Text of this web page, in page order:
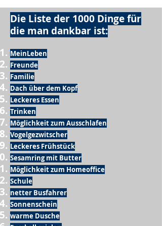
Die Liste der 1000 Dinge für
die man dankbar ist:
MeinLeben
Freunde
Familie
Dach über dem Kopf
Leckeres Essen
Trinken
Möglichkeit zum Ausschlafen
Vogelgezwitscher
Leckeres Frühstück
Sesamring mit Butter
Möglichkeit zum Homeoffice
Schule
netter Busfahrer
Sonnenschein
warme Dusche